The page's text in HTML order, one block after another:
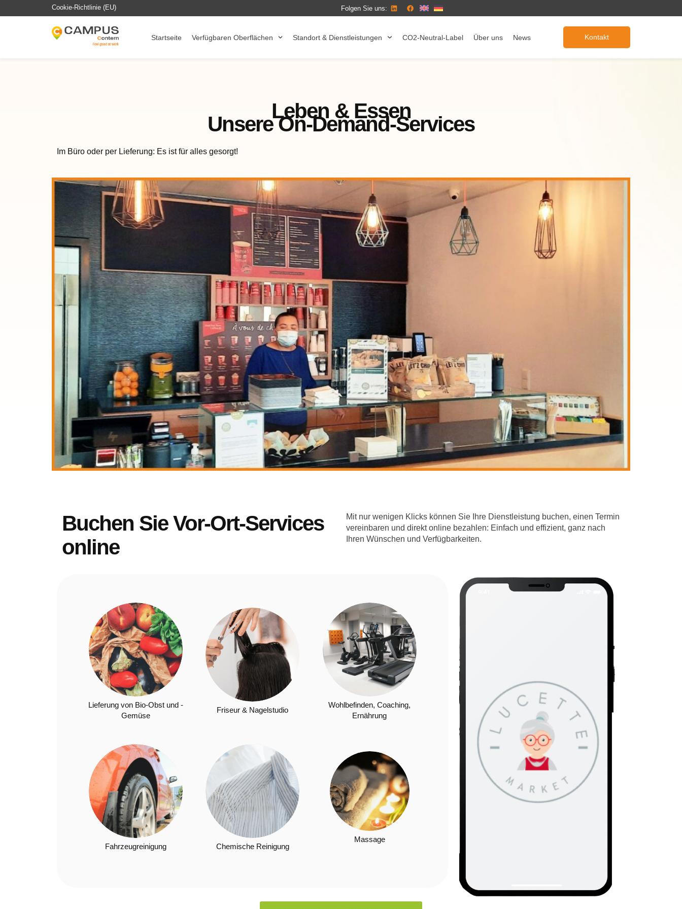
Cookie-Richtlinie (EU) Folgen Sie uns:
Startseite Verfügbaren Oberflächen Standort & Dienstleistungen CO2-Neutral-Label Über uns News Kontakt
Leben & Essen
Unsere On-Demand-Services
Im Büro oder per Lieferung: Es ist für alles gesorgt!
Buchen Sie Vor-Ort-Services
online
Mit nur wenigen Klicks können Sie Ihre Dienstleistung buchen, einen Termin
vereinbaren und direkt online bezahlen: Einfach und effizient, ganz nach
Ihren Wünschen und Verfügbarkeiten.
Lieferung von Bio-Obst und -
Gemüse
Friseur & Nagelstudio
Wohlbefinden, Coaching,
Ernährung
Fahrzeugreinigung Chemische Reinigung
Massage